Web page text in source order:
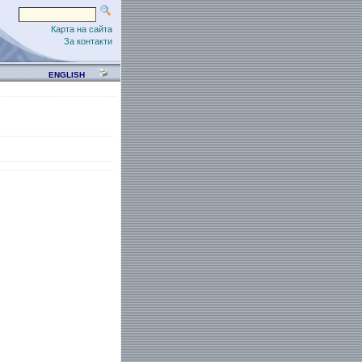
Карта на сайта
За контакти
ENGLISH